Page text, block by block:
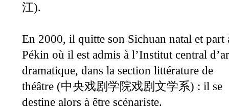
江).
En 2000, il quitte son Sichuan natal et part
Pékin où il est admis à l’Institut central
dramatique, dans la section littérature de
théâtre (中央戏剧学院戏剧文学系) : il se
destine alors à être scénariste.